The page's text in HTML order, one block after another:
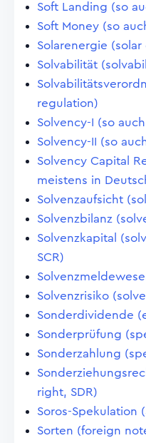
Soft Landing (so
Soft Money (so
Solarenergie (solar
Solvabilität
regulation)
Solvency-I (so
Solvency-II (so
Solvency Capital
meistens in
Solvenzaufsicht
Solvenzbilanz
Solvenzkapital
SCR)
Solvenzrisiko
Sonderdividende
Sonderprüfung
Sonderzahlung
right, SDR)
Soros-Spekulation
Sorten (foreign